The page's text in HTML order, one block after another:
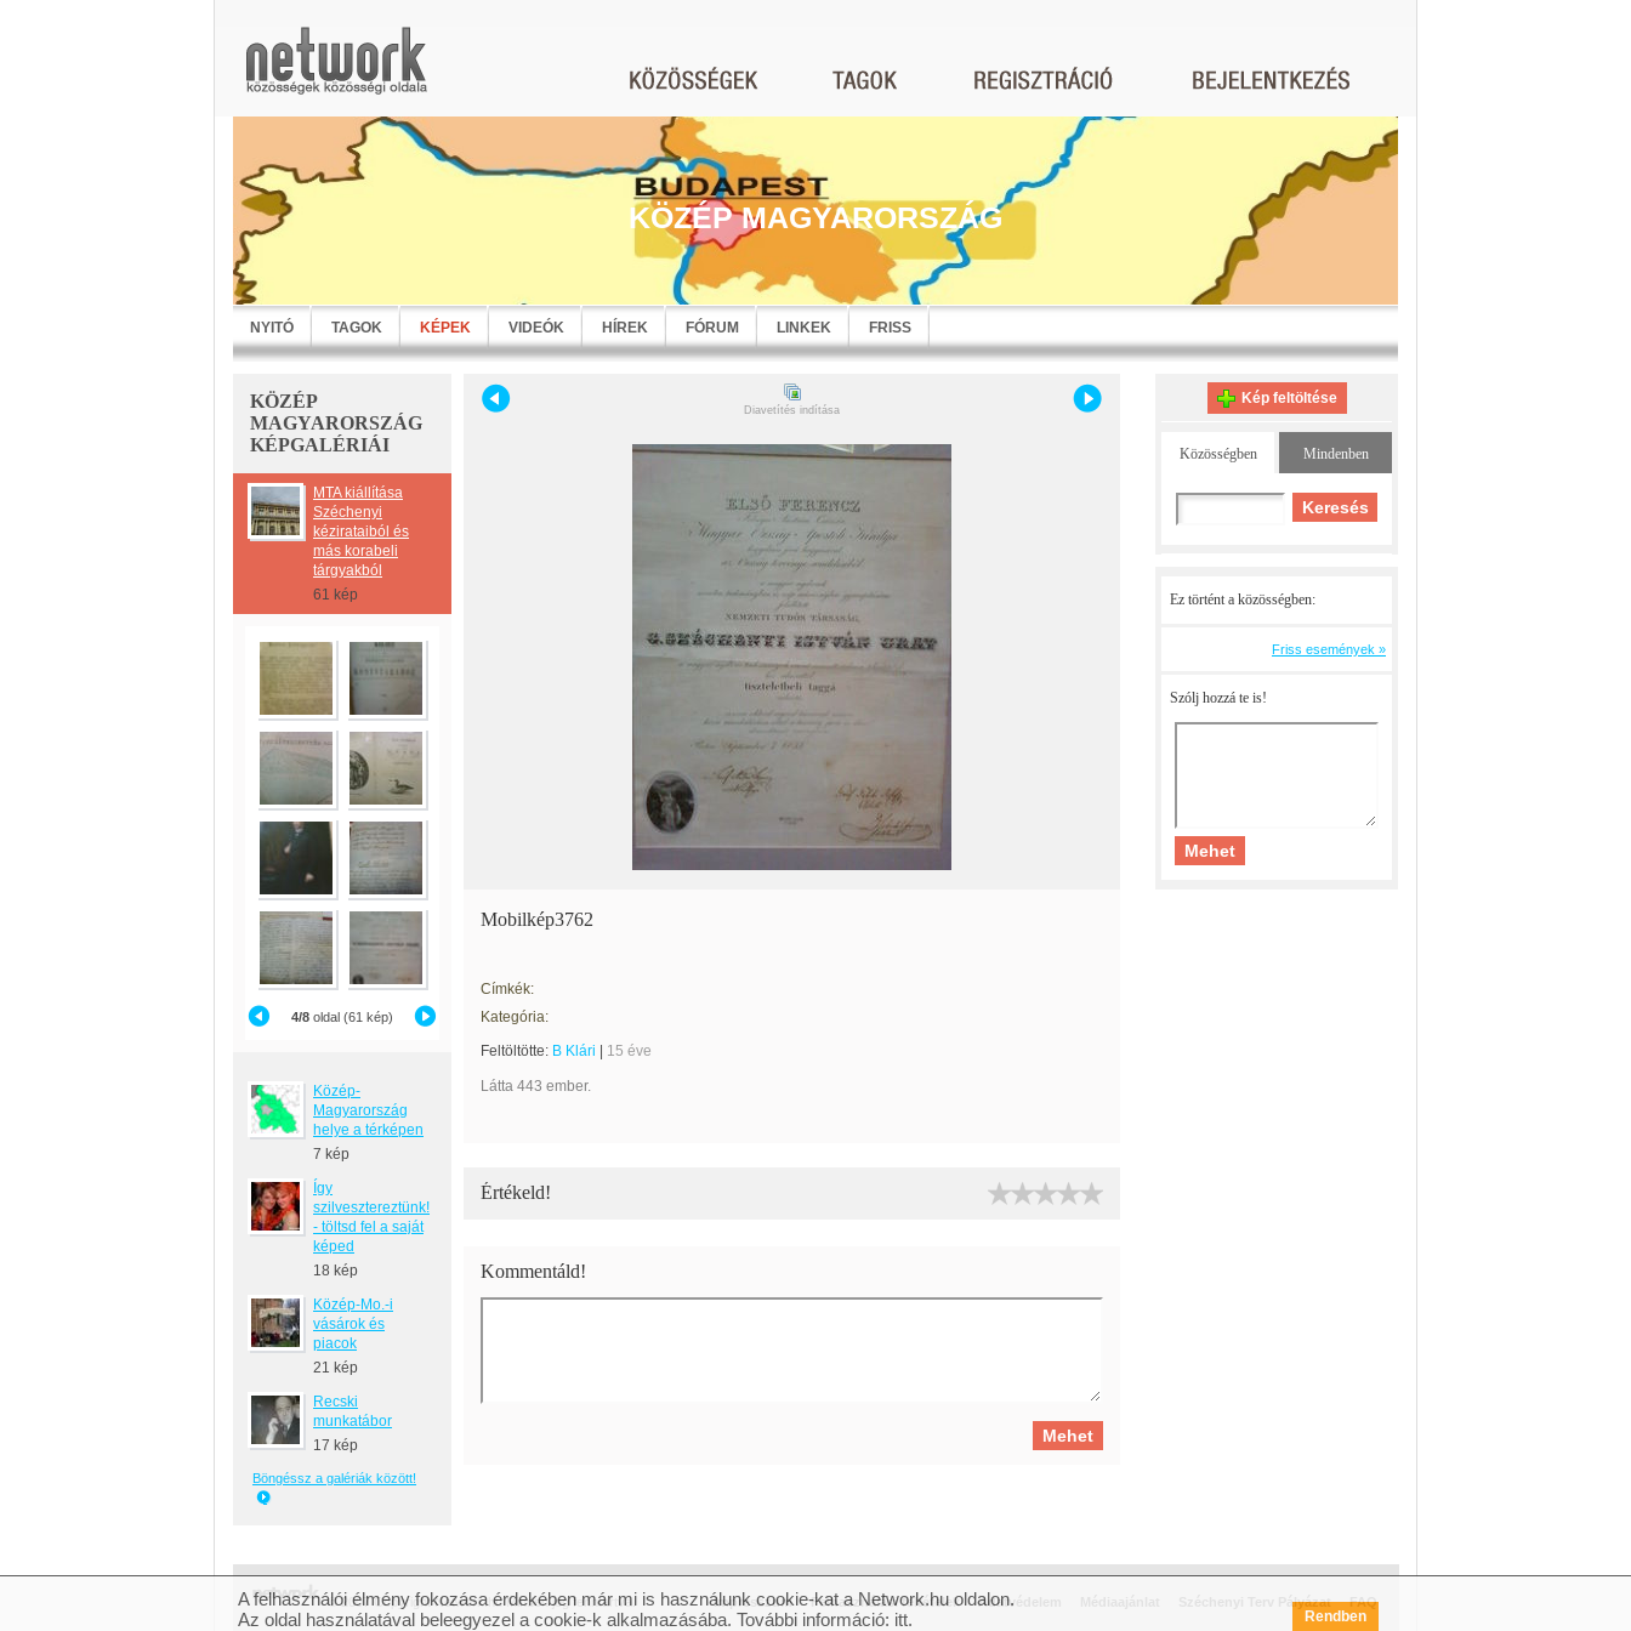
KÖZÉP MAGYARORSZÁG
NYITÓ TAGOK KÉPEK VIDEÓK HÍREK FÓRUM LINKEK FRISS
KÖZÉP
MAGYARORSZÁG
KÉPGALÉRIÁI
MTA kiállítása
Széchenyi
kézirataiból és
más korabeli
tárgyakból
61 kép
4/8 oldal (61 kép)
Közép-
Magyarország
helye a térképen
7 kép
Így
szilvesztereztünk!
- töltsd fel a saját
képed
18 kép
Közép-Mo.-i
vásárok és
piacok
21 kép
Recski
munkatábor
17 kép
Böngéssz a galériák között!
Diavetítés indítása
Mobilkép3762
Címkék:
Kategória:
Feltöltötte: B Klári 15 éve
Látta 443 ember.
Értékeld!
Kommentáld!
Kép feltöltése
Közösségben Mindenben
Ez történt a közösségben:
Friss események »
Szólj hozzá te is!
© 2007 Copyright Network.hu Minden jog fenntartva. Impresszum Felhasználási feltételek Adatvédelem Széchenyi Terv Pályázat FAQ
A felhasználói élmény fokozása érdekében már mi is használunk cookie-kat a Network.hu oldalon.
Az oldal használatával beleegyezel a cookie-k alkalmazásába. További információ: itt. Rendben